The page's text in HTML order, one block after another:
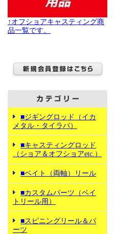
↑オフショアキャスティング商
品一覧です。
■ジギングロッド（イカ
メタル・タイラバ）
■キャスティングロッド
（ショア＆オフショアetc.）
■ベイト（両軸）リール
■カスタムパーツ（ベイ
トリール用）
■スピニングリール＆パ
ーツ